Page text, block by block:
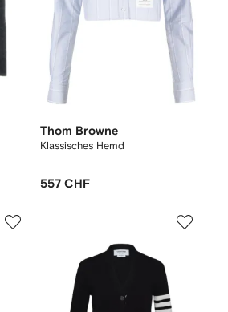
Thom Browne
Klassisches Hemd
557 CHF